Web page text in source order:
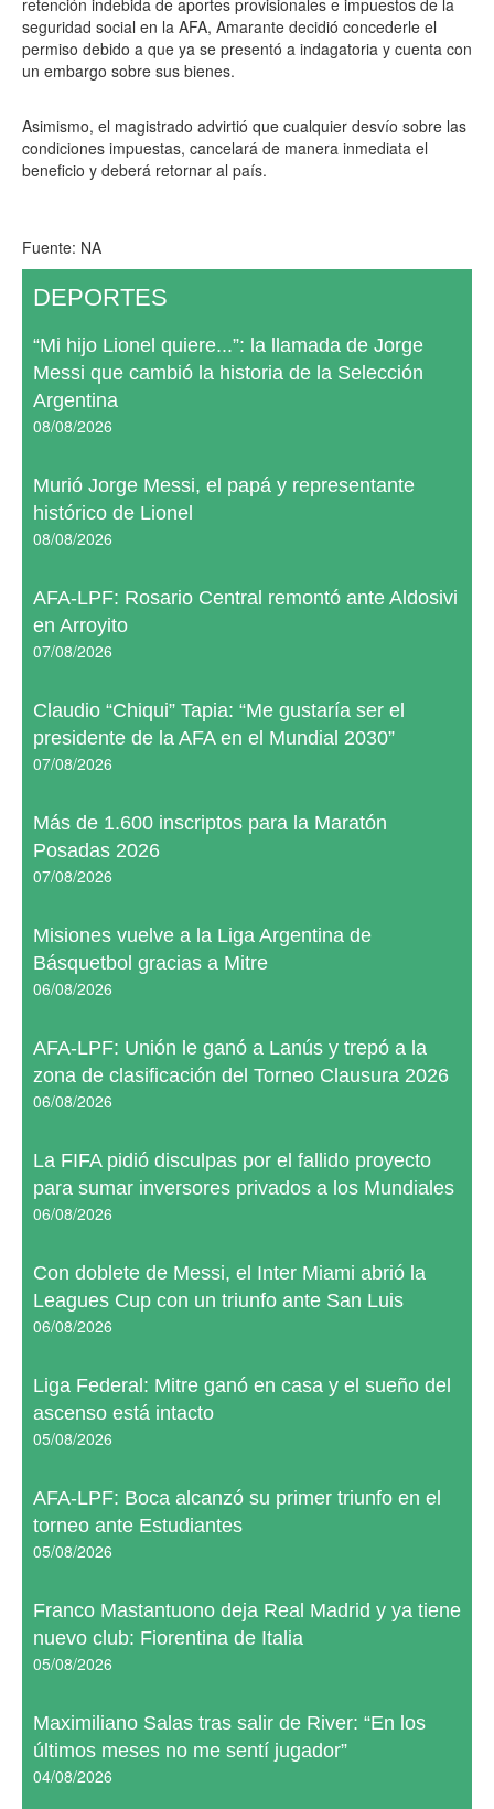
retención indebida de aportes provisionales e impuestos de la
seguridad social en la AFA, Amarante decidió concederle el
permiso debido a que ya se presentó a indagatoria y cuenta con
un embargo sobre sus bienes.
Asimismo, el magistrado advirtió que cualquier desvío sobre las
condiciones impuestas, cancelará de manera inmediata el
beneficio y deberá retornar al país.
Fuente: NA
DEPORTES
“Mi hijo Lionel quiere...”: la llamada de Jorge
Messi que cambió la historia de la Selección
Argentina
08/08/2026
Murió Jorge Messi, el papá y representante
histórico de Lionel
08/08/2026
AFA-LPF: Rosario Central remontó ante Aldosivi
en Arroyito
07/08/2026
Claudio “Chiqui” Tapia: “Me gustaría ser el
presidente de la AFA en el Mundial 2030”
07/08/2026
Más de 1.600 inscriptos para la Maratón
Posadas 2026
07/08/2026
Misiones vuelve a la Liga Argentina de
Básquetbol gracias a Mitre
06/08/2026
AFA-LPF: Unión le ganó a Lanús y trepó a la
zona de clasificación del Torneo Clausura 2026
06/08/2026
La FIFA pidió disculpas por el fallido proyecto
para sumar inversores privados a los Mundiales
06/08/2026
Con doblete de Messi, el Inter Miami abrió la
Leagues Cup con un triunfo ante San Luis
06/08/2026
Liga Federal: Mitre ganó en casa y el sueño del
ascenso está intacto
05/08/2026
AFA-LPF: Boca alcanzó su primer triunfo en el
torneo ante Estudiantes
05/08/2026
Franco Mastantuono deja Real Madrid y ya tiene
nuevo club: Fiorentina de Italia
05/08/2026
Maximiliano Salas tras salir de River: “En los
últimos meses no me sentí jugador”
04/08/2026